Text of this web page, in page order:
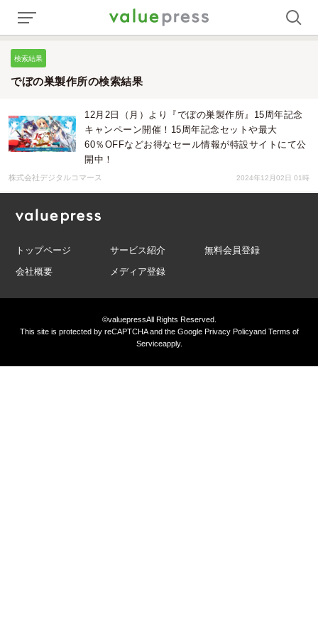
検索結果
でぼの巣製作所の検索結果
12月2日（月）より『でぼの巣製作所』15周年記念
キャンペーン開催！15周年記念セットや最大
60％OFFなどお得なセール情報が特設サイトにて公
開中！
株式会社デジタルコマース 2024年12月02日 01時
トップページ サービス紹介
無料会員登録
会社概要
メディア登録
©valuepressAll Rights Reserved.
This site is protected by reCAPTCHA and the GooglePrivacy Policyand Terms of
Serviceapply.